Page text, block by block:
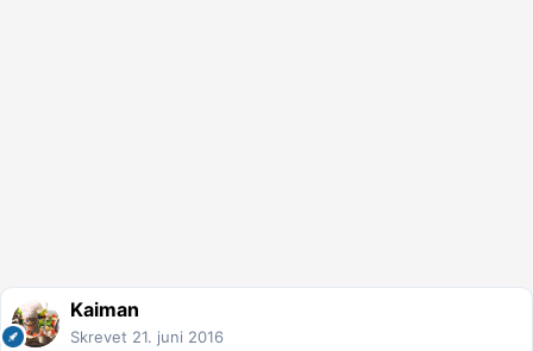
Kaiman
Skrevet 21. juni 2016